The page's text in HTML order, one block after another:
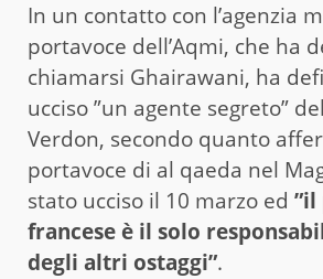
In un contatto con l’agenzia
portavoce dell’Aqmi, che ha
chiamarsi Ghairawani, ha
ucciso ”un agente segreto”
Verdon, secondo quanto
portavoce di al qaeda nel
stato ucciso il 10 marzo ed ”il
francese è il solo
degli altri ostaggi”.